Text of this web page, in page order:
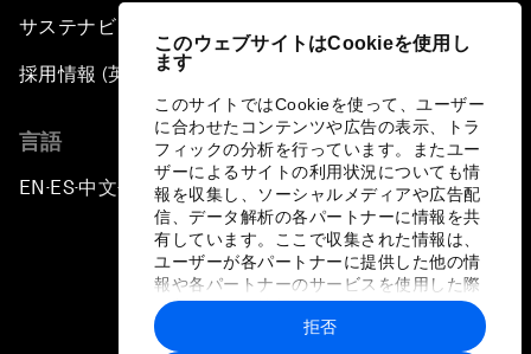
このウェブサイトはCookieを使用し
ます
このサイトではCookieを使って、ユーザー
に合わせたコンテンツや広告の表示、トラ
フィックの分析を行っています。またユー
ザーによるサイトの利用状況についても情
報を収集し、ソーシャルメディアや広告配
信、データ解析の各パートナーに情報を共
有しています。ここで収集された情報は、
ユーザーが各パートナーに提供した他の情
報や各パートナーのサービスを使用した際
に収集された情報と組み合わされ、各パー
トナーによって使用されることがありま
拒否
サステナビリティへの取り組み
採用情報 (英語のみ)
言語
EN ▪ ES▪中文▪ 日本語
プライバシーポリシーと利用規約